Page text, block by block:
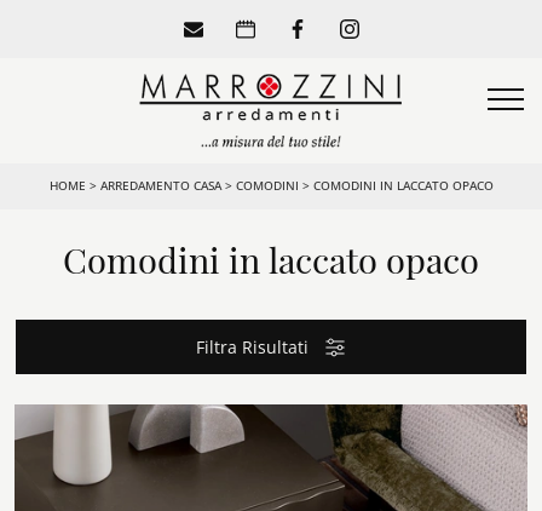
HOME > ARREDAMENTO CASA> COMODINI > COMODINI IN LACCATO OPACO
Comodini in laccato opaco
Filtra Risultati